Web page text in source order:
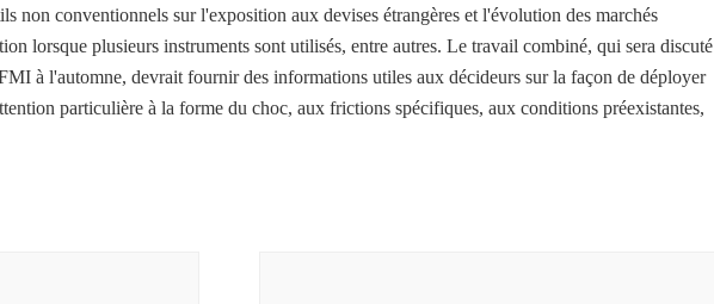
non conventionnels sur l'exposition aux devises étrangères et l'évolution des marchés
lorsque plusieurs instruments sont utilisés, entre autres. Le travail combiné, qui sera discuté
à l'automne, devrait fournir des informations utiles aux décideurs sur la façon de déployer
particulière à la forme du choc, aux frictions spécifiques, aux conditions préexistantes,